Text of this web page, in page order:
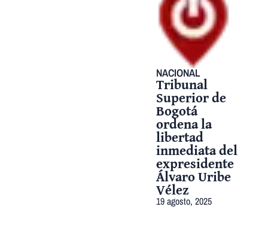
NACIONAL
Tribunal
Superior de
Bogotá
ordena la
libertad
inmediata del
expresidente
Álvaro Uribe
Vélez
19 agosto, 2025